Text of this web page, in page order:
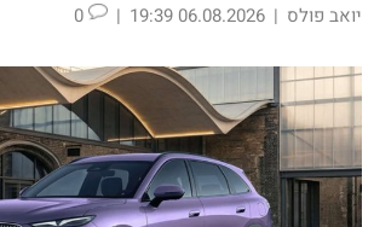
יואב פולס |
06.08.2026 19:39
|